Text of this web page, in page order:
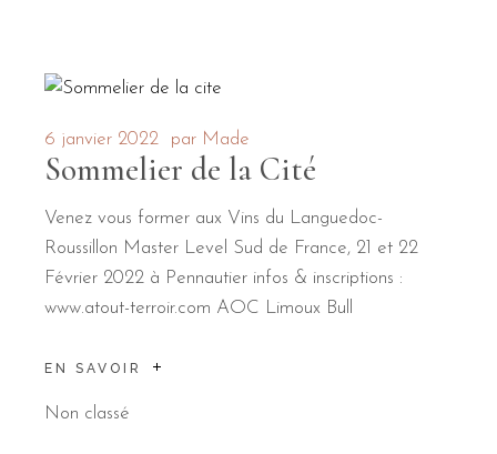
6 janvier 2022 par Made
Sommelier de la Cité
Venez vous former aux Vins du Languedoc-
Roussillon Master Level Sud de France, 21 et 22
Février 2022 à Pennautier infos & inscriptions :
www.atout-terroir.com AOC Limoux Bull
EN SAVOIR
Non classé